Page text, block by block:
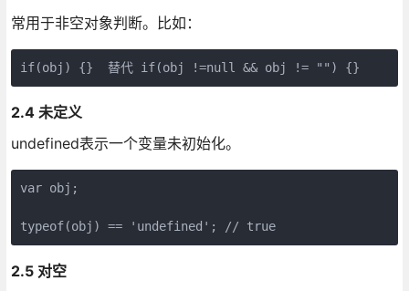
常用于非空对象判断。比如：
2.4 未定义
undefined表示一个变量未初始化。
var obj;
typeof(obj) == 'undefined'; // true
2.5 对空